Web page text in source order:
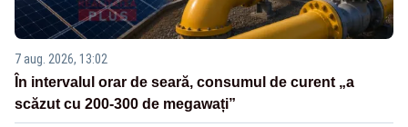
7 aug. 2026, 13:02
În intervalul orar de seară, consumul de curent „a
scăzut cu 200-300 de megawați”